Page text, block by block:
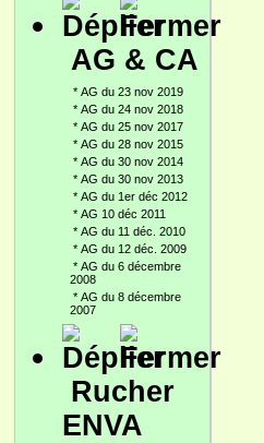
AG & CA
* AG du 23 nov 2019
* AG du 24 nov 2018
* AG du 25 nov 2017
* AG du 28 nov 2015
* AG du 30 nov 2014
* AG du 30 nov 2013
* AG du 1er déc 2012
* AG 10 déc 2011
* AG du 11 déc. 2010
* AG du 12 déc. 2009
* AG du 6 décembre
2008
* AG du 8 décembre
2007
Rucher
ENVA